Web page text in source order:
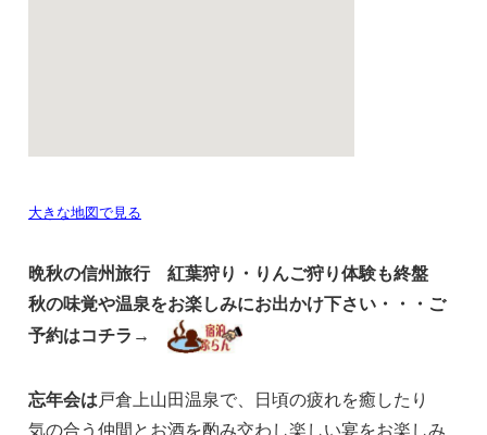
大きな地図で見る
晩秋の信州旅行 紅葉狩り・りんご狩り体験も終盤
秋の味覚や温泉をお楽しみにお出かけ下さい・・・ご
予約はコチラ→
忘年会は 戸倉上山田温泉で、日頃の疲れを癒したり
気の合う仲間とお酒を酌み交わし楽しい宴をお楽しみ